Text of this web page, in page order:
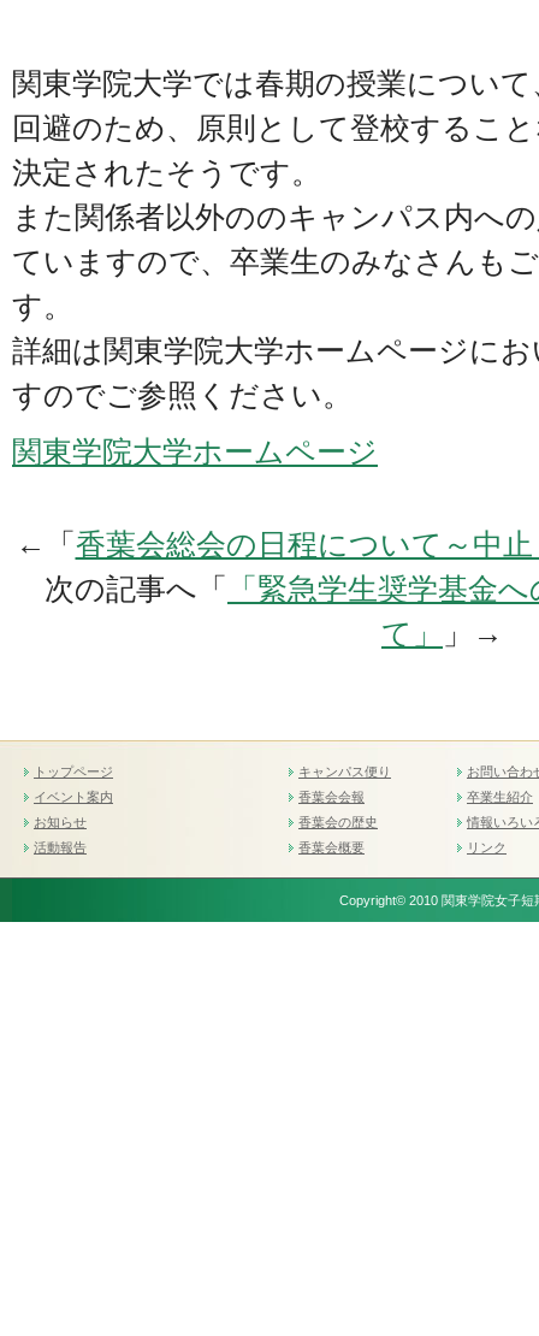
関東学院大学では春期の授業につい
回避のため、原則として登校するこ
決定されたそうです。
また関係者以外ののキャンパス内へ
ていますので、卒業生のみなさんも
す。
詳細は関東学院大学ホームページに
すのでご参照ください。
関東学院大学ホームページ
←「 香葉会総会の日程について～中
次の記事へ「
「緊急学生奨学基金
て」
」→
トップページ
イベント案内
お知らせ
活動報告
キャンパス便り
香葉会会報
香葉会の歴史
香葉会概要
お問い合わ
卒業生紹介
情報いろい
リンク
Copyright© 2010 関東学院女子